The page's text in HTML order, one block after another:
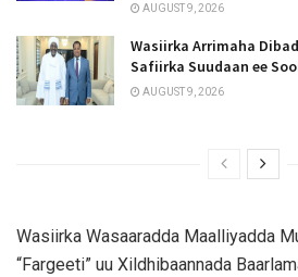
AUGUST 9, 2026
Wasiirka Arrimaha
Safiirka Suudaan ee
AUGUST 9, 2026
Wasiirka Wasaaradda Maalliyadda
“Fargeeti” uu Xildhibaannada